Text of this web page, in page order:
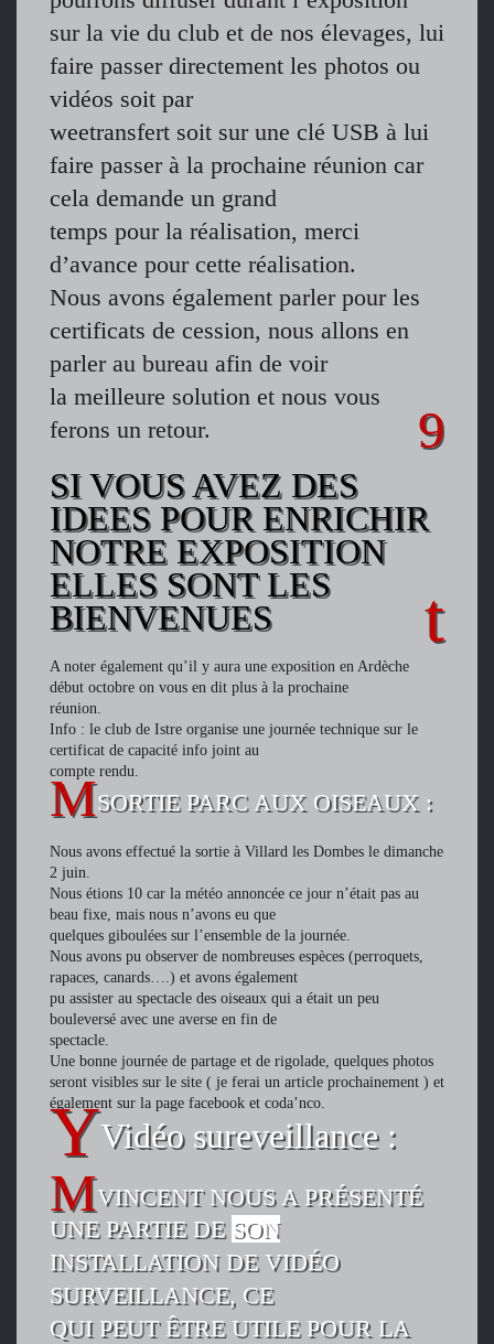
sur la vie du club et de nos élevages, lui
faire passer directement les photos ou
vidéos soit par
weetransfert soit sur une clé USB à lui
faire passer à la prochaine réunion car
cela demande un grand
temps pour la réalisation, merci
d’avance pour cette réalisation.
Nous avons également parler pour les
certificats de cession, nous allons en
parler au bureau afin de voir
la meilleure solution et nous vous
ferons un retour.
SI VOUS AVEZ DES
IDEES POUR ENRICHIR
NOTRE EXPOSITION
ELLES SONT LES
BIENVENUES
A noter également qu’il y aura une exposition en Ardèche
début octobre on vous en dit plus à la prochaine
réunion.
Info : le club de Istre organise une journée technique sur le
certificat de capacité info joint au
compte rendu.
SORTIE PARC AUX OISEAUX :
Nous avons effectué la sortie à Villard les Dombes le dimanche
2 juin.
Nous étions 10 car la météo annoncée ce jour n’était pas au
beau fixe, mais nous n’avons eu que
quelques giboulées sur l’ensemble de la journée.
Nous avons pu observer de nombreuses espèces (perroquets,
rapaces, canards….) et avons également
pu assister au spectacle des oiseaux qui a était un peu
bouleversé avec une averse en fin de
spectacle.
Une bonne journée de partage et de rigolade, quelques photos
seront visibles sur le site ( je ferai un article prochainement ) et
également sur la page facebook et coda’nco.
Vidéo sureveillance :
VINCENT NOUS A PRÉSENTÉ
UNE PARTIE DE SON
INSTALLATION DE VIDÉO
SURVEILLANCE, CE
QUI PEUT ÊTRE UTILE POUR LA